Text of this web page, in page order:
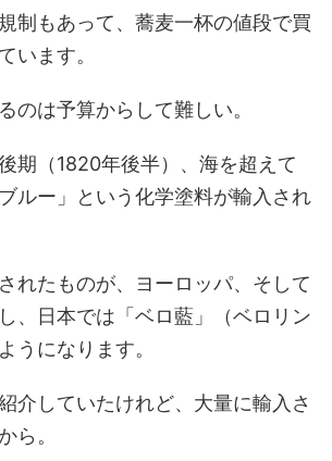
制もあって、蕎麦一杯の値段で買
います。
のは予算からして難しい。
期（1820年後半）、海を超えて
ルー」という化学塗料が輸入され
れたものが、ヨーロッパ、そして
、日本では「ベロ藍」（ベロリン
うになります。
介していたけれど、大量に輸入さ
ら。